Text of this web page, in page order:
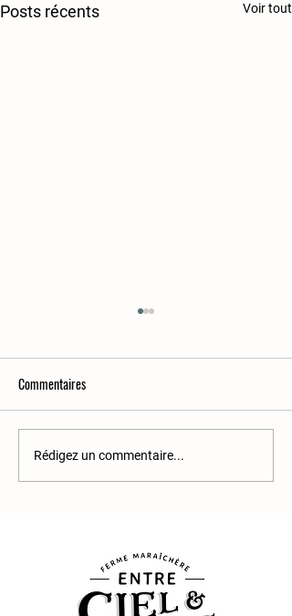
Posts récents Voir tout
Infolettre #6 - Paniers de
Légumes
Commentaires
Rédigez un commentaire...